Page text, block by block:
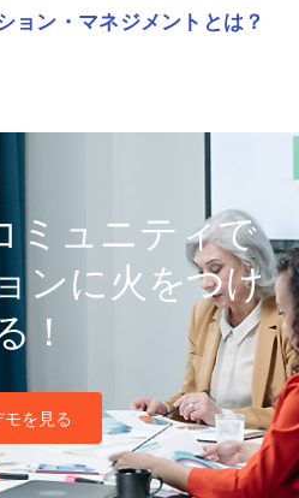
ョン・マネジメントとは？
ミュニティで
ンに火をつけ
！
モを見る